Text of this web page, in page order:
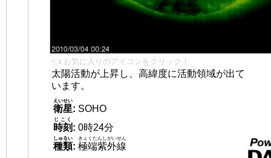
👈 お気に入りのアイコンをクリック！
太陽活動が上昇し、高緯度に活動領域が出て
います。
衛星
えいせい
: SOHO
時刻
じこく
: 0時24分
種類
しゅるい
: 極端紫外線
きょくたんしがいせん